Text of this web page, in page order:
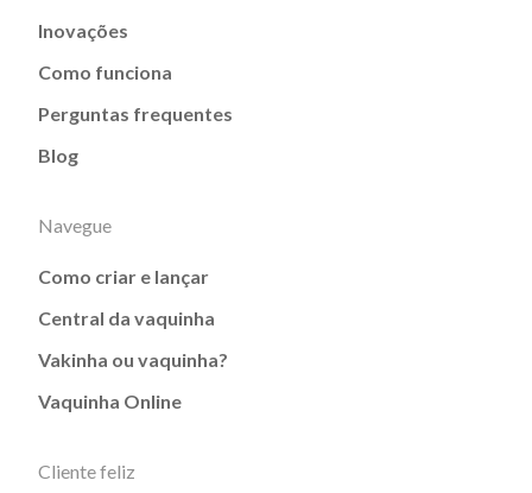
Inovações
Como funciona
Perguntas frequentes
Blog
Navegue
Como criar e lançar
Central da vaquinha
Vakinha ou vaquinha?
Vaquinha Online
Cliente feliz